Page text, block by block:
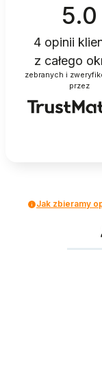
5.0
4opinii
z całego
zebranych i
przez
Jak zbieramy